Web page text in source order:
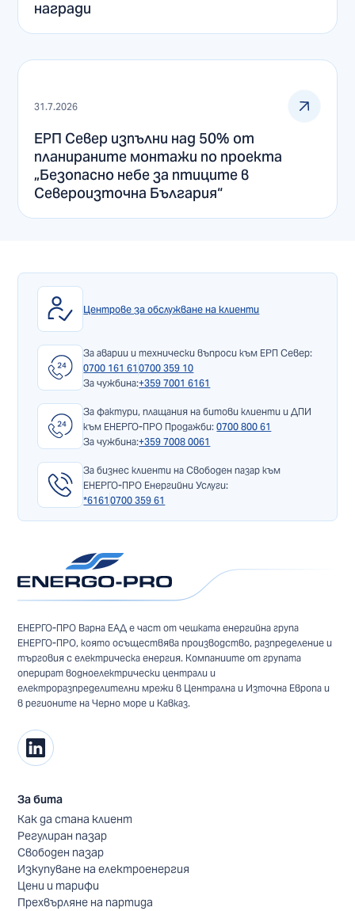
награди
31.7.2026
ЕРП Север изпълни над 50% от
планираните монтажи по проекта
„Безопасно небе за птиците в
Североизточна България“
Центрове за обслужване на клиенти
За аварии и технически въпроси към ЕРП Север:
0700 161 61 0700 359 10
За чужбина:+359 7001 6161
За фактури, плащания на битови клиенти и ДПИ
към ЕНЕРГО-ПРО Продажби:0700 800 61
За чужбина:+359 7008 0061
За бизнес клиенти на Свободен пазар към
ЕНЕРГО-ПРО Енергийни Услуги:
*6161 0700 359 61
ЕНЕРГО-ПРО Варна ЕАД е част от чешката енергийна група
ЕНЕРГО-ПРО, която осъществява производство, разпределение и
търговия с електрическа енергия. Компаниите от групата
оперират водноелектрически централи и
електроразпределителни мрежи в Централна и Източна Европа и
в регионите на Черно море и Кавказ.
За бита
Как да стана клиент
Регулиран пазар
Свободен пазар
Изкупуване на електроенергия
Цени и тарифи
Прехвърляне на партида